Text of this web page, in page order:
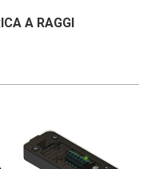
A RAGGI